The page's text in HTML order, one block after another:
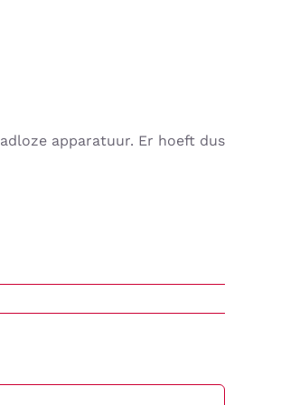
apparatuur. Er hoeft dus